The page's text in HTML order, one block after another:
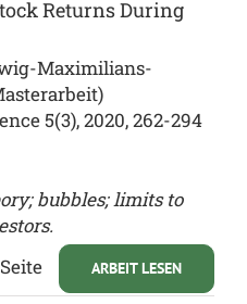
Returns During
Maximilians-
5(3), 2020, 262-294
bubbles; limits to
ARBEIT LESEN